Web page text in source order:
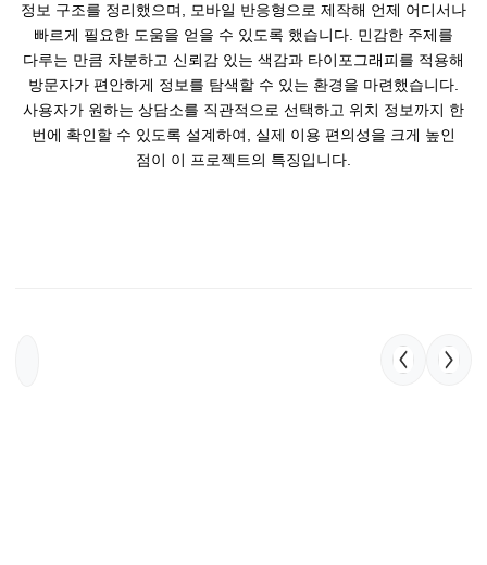
정보 구조를 정리했으며, 모바일 반응형으로 제작해 언제 어디서나
빠르게 필요한 도움을 얻을 수 있도록 했습니다. 민감한 주제를
다루는 만큼 차분하고 신뢰감 있는 색감과 타이포그래피를 적용해
방문자가 편안하게 정보를 탐색할 수 있는 환경을 마련했습니다.
사용자가 원하는 상담소를 직관적으로 선택하고 위치 정보까지 한
번에 확인할 수 있도록 설계하여, 실제 이용 편의성을 크게 높인
점이 이 프로젝트의 특징입니다.